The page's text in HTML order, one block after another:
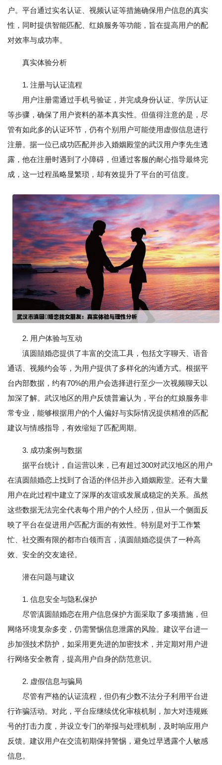
户。平台通过实名认证、视频认证等措施确保用户信息的真实
性，同时提供智能匹配、红娘服务等功能，旨在提高用户的配
对效率与成功率。
真实体验分析
1. 注册与认证流程
用户注册需通过手机号验证，并完成身份认证、学历认证
等步骤，确保了用户资料的基本真实性。但值得注意的是，尽
管有如此多的认证环节，仍有个别用户可能使用虚假信息进行
注册。据一位已成功匹配并步入婚姻殿堂的武汉用户李先生透
露，他在注册时遇到了小障碍，但通过客服的耐心指导最终完
成，这一过程虽略显繁琐，却有效提升了平台的可信度。
2. 用户体验与互动
滇圆囍婚恋提供了丰富的交流工具，包括文字聊天、语音
通话、视频约会等，为用户提供了多样化的沟通方式。根据平
台内部数据，约有70%的用户会选择进行至少一次视频聊天以
加深了解。武汉地区的用户反馈普遍认为，平台的红娘服务非
常专业，能够根据用户的个人偏好与实际情况提供精准的匹配
建议与情感指导，有效缩短了匹配周期。
3. 成功案例与数据
据平台统计，自运营以来，已有超过300对武汉地区的用户
在滇圆囍婚恋上找到了合适的伴侣并步入婚姻殿堂。还有大量
用户在此过程中建立了深厚的友谊或发展成稳定的关系。虽然
这些数据无法完全代表每个用户的个人经历，但从一个侧面反
映了平台在促进用户匹配方面的有效性。特别是对于工作繁
忙、社交圈有限的都市白领而言，滇圆囍婚恋提供了一种高
效、安全的交友途径。
潜在问题与建议
1. 信息安全与隐私保护
尽管滇圆囍婚恋在用户信息保护方面采取了多项措施，但
网络环境复杂多变，仍需警惕信息泄露的风险。建议平台进一
步加强技术防护，如采用更先进的加密技术，并定期对用户进
行网络安全教育，提高用户自身的防范意识。
2. 虚假信息与骗局
尽管有严格的认证流程，但仍有少数不法分子利用平台进
行诈骗活动。对此，平台应继续优化审核机制，加大对违规账
号的打击力度，并设立专门的举报与处理机制，及时响应用户
反馈。建议用户在交流初期保持警惕，避免过早透露个人敏感
信息。